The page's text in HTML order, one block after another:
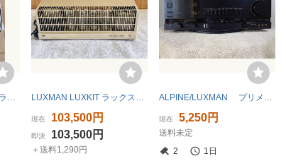
真空管アンプ部品 LUX ラックスマン 真空管アンプ用出力トランス SS5B 2.5K ペア LUXMAN LUXKIT ラックスキット A3550 真空管パワーアンプKT88 PP 真空管アンプ
現在 103,500円
即決 103,500円
＋送料1,290円
ALPINE/LUXMAN プリメインアンプ LV-105U
現在 5,250円
送料未定
2
1日